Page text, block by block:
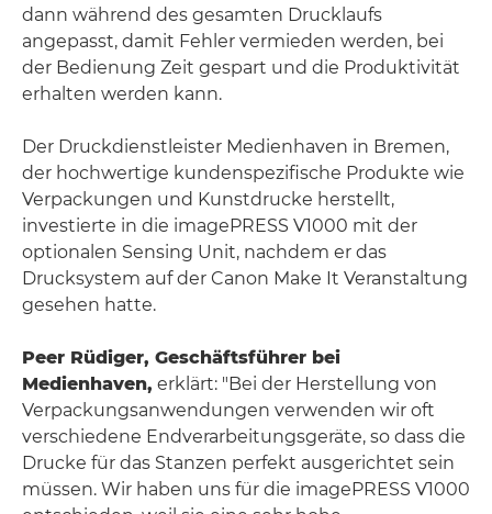
dann während des gesamten Drucklaufs
angepasst, damit Fehler vermieden werden, bei
der Bedienung Zeit gespart und die Produktivität
erhalten werden kann.
Der Druckdienstleister Medienhaven in Bremen,
der hochwertige kundenspezifische Produkte wie
Verpackungen und Kunstdrucke herstellt,
investierte in die imagePRESS V1000 mit der
optionalen Sensing Unit, nachdem er das
Drucksystem auf der Canon Make It Veranstaltung
gesehen hatte.
Peer Rüdiger, Geschäftsführer bei
Medienhaven, erklärt: "Bei der Herstellung von
Verpackungsanwendungen verwenden wir oft
verschiedene Endverarbeitungsgeräte, so dass die
Drucke für das Stanzen perfekt ausgerichtet sein
müssen. Wir haben uns für die imagePRESS V1000